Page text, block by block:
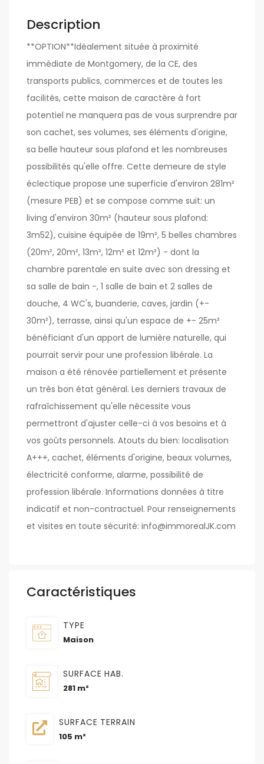
Description
**OPTION**Idéalement située à proximité
immédiate de Montgomery, de la CE, des
transports publics, commerces et de toutes les
facilités, cette maison de caractère à fort
potentiel ne manquera pas de vous surprendre par
son cachet, ses volumes, ses éléments d'origine,
sa belle hauteur sous plafond et les nombreuses
possibilités qu'elle offre. Cette demeure de style
éclectique propose une superficie d'environ 281m²
(mesure PEB) et se compose comme suit: un
living d'environ 30m² (hauteur sous plafond:
3m52), cuisine équipée de 19m², 5 belles chambres
(20m², 20m², 13m², 12m² et 12m²) - dont la
chambre parentale en suite avec son dressing et
sa salle de bain -, 1 salle de bain et 2 salles de
douche, 4 WC's, buanderie, caves, jardin (+-
30m²), terrasse, ainsi qu'un espace de +- 25m²
bénéficiant d'un apport de lumière naturelle, qui
pourrait servir pour une profession libérale. La
maison a été rénovée partiellement et présente
un très bon état général. Les derniers travaux de
rafraîchissement qu'elle nécessite vous
permettront d'ajuster celle-ci à vos besoins et à
vos goûts personnels. Atouts du bien: localisation
A+++, cachet, éléments d'origine, beaux volumes,
électricité conforme, alarme, possibilité de
profession libérale. Informations données à titre
indicatif et non-contractuel. Pour renseignements
et visites en toute sécurité: info@immorealJK.com
Caractéristiques
TYPE
Maison
SURFACE HAB.
281 m²
SURFACE TERRAIN
105 m²